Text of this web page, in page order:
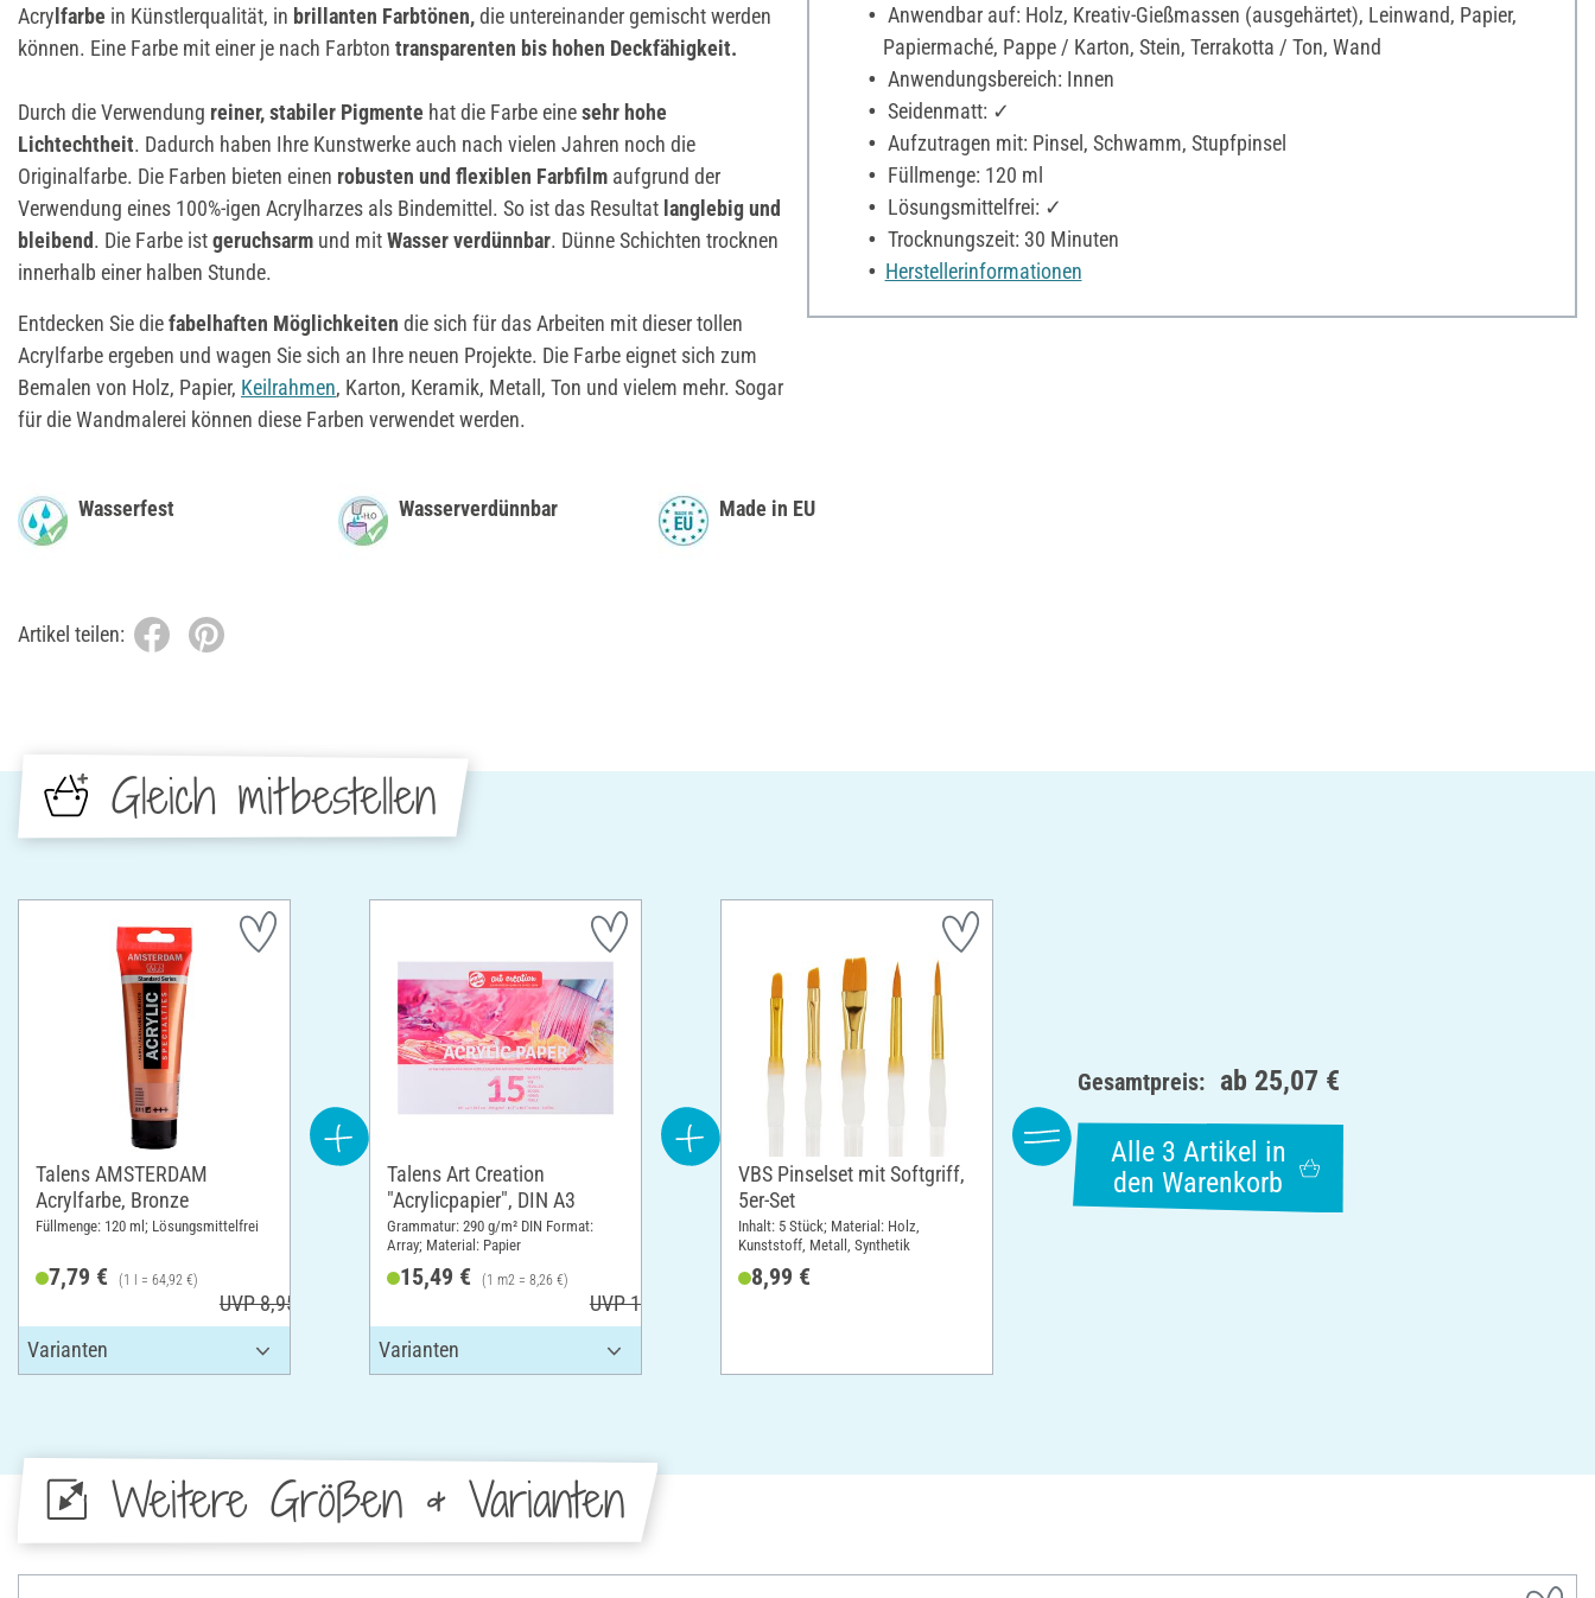
Acrylfarbe in Künstlerqualität, in brillanten Farbtönen,die untereinander gemischt werden
können. Eine Farbe mit einer je nach Farbton transparenten bis hohen Deckfähigkeit.
Durch die Verwendung reiner, stabiler Pigmente hat die Farbe einesehr hohe
Lichtechtheit. Dadurch haben Ihre Kunstwerke auch nach vielen Jahren noch die
Originalfarbe. Die Farben bieten einen robusten und flexiblen Farbfilm aufgrund der
Verwendung eines 100%-igen Acrylharzes als Bindemittel. So ist das Resultat langlebig und
bleibend. Die Farbe istgeruchsarm und mitWasser verdünnbar. Dünne Schichten trocknen
innerhalb einer halben Stunde.
Entdecken Sie diefabelhaften Möglichkeiten die sich für das Arbeiten mit dieser tollen
Acrylfarbe ergeben und wagen Sie sich an Ihre neuen Projekte. Die Farbe eignet sich zum
Bemalen von Holz, Papier, Keilrahmen, Karton, Keramik, Metall, Ton und vielem mehr. Sogar
für die Wandmalerei können diese Farben verwendet werden.
Anwendbar auf: Holz, Kreativ-Gießmassen (ausgehärtet), Leinwand, Papier,
Papiermaché, Pappe / Karton, Stein, Terrakotta / Ton, Wand
Anwendungsbereich: Innen
Seidenmatt: ✓
Aufzutragen mit: Pinsel, Schwamm, Stupfpinsel
Füllmenge: 120 ml
Lösungsmittelfrei: ✓
Trocknungszeit: 30 Minuten
Herstellerinformationen
Wasserfest Wasserverdünnbar Made in EU
Artikel teilen:
Gleich mitbestellen
Talens AMSTERDAM
Acrylfarbe, Bronze
Füllmenge: 120 ml; Lösungsmittelfrei
7,79 € (1 l = 64,92 €)
UVP 8,95 €
Talens Art Creation
"Acrylicpapier", DIN A3
Grammatur: 290 g/m² DIN Format:
Array; Material: Papier
15,49 € (1 m2 = 8,26 €)
UVP 17,30 €
VBS Pinselset mit Softgriff,
5er-Set
Inhalt: 5 Stück; Material: Holz,
Kunststoff, Metall, Synthetik
8,99 €
Gesamtpreis: ab 25,07 €
Alle 3 Artikel in
den Warenkorb
Weitere Größen & Varianten